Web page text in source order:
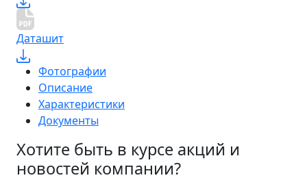
Даташит
Фотографии
Описание
Характеристики
Документы
Хотите быть в курсе акций и
новостей компании?